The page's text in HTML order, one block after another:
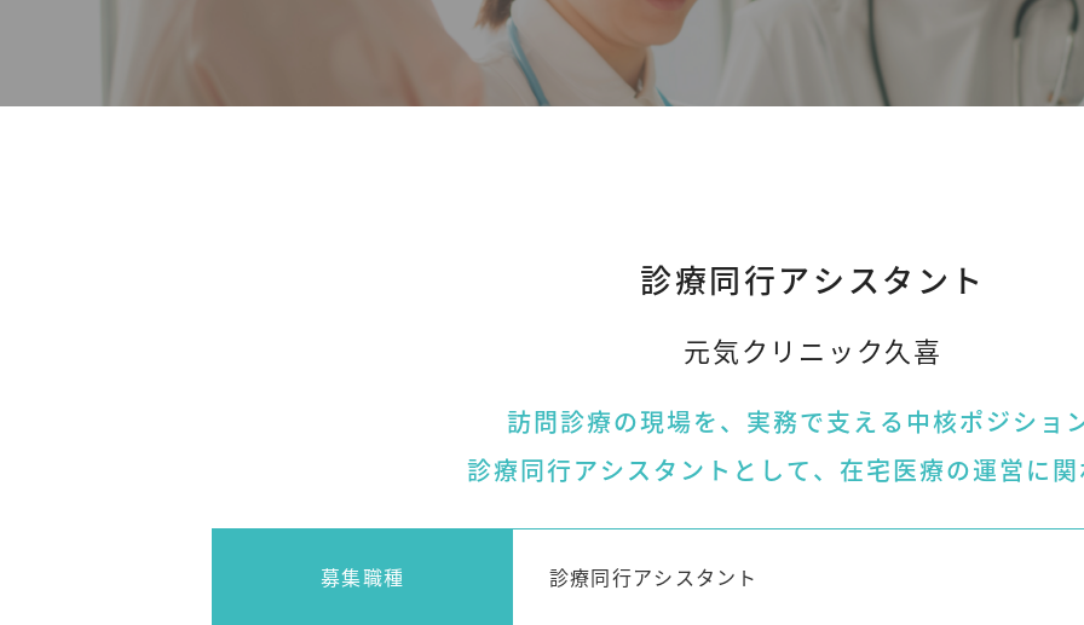
診療同行アシスタント
元気クリニック久喜
訪問診療の現場を、実務で支える中核ポジショ
診療同行アシスタントとして、在宅医療の運営に
募集職種 診療同行アシスタント